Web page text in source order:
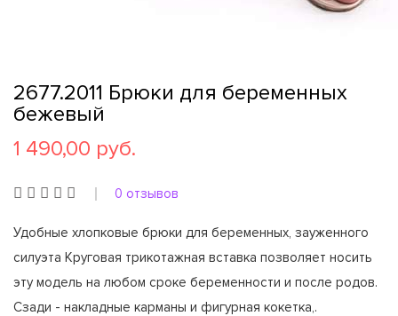
2677.2011 Брюки для беременных
бежевый
1 490,00 руб.
0 отзывов
Удобные хлопковые брюки для беременных, зауженного
силуэта Круговая трикотажная вставка позволяет носить
эту модель на любом сроке беременности и после родов.
Сзади - накладные карманы и фигурная кокетка,.